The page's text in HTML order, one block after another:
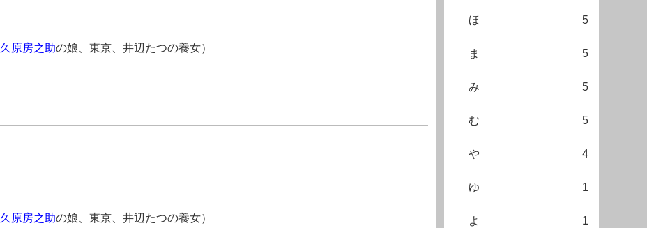
久原房之助の娘、東京、井辺たつの養女）
久原房之助の娘、東京、井辺たつの養女）
ほ 5
ま 5
み 5
む 5
や 4
ゆ 1
よ 1